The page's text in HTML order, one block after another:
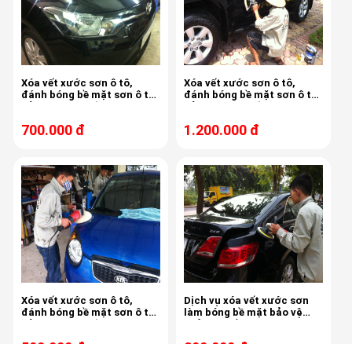
Xóa vết xước sơn ô tô,
đánh bóng bề mặt sơn ô tô,
700.000 đ
Xóa vết xước sơn ô tô,
đánh bóng bề mặt sơn ô tô,
1.200.000 đ
Xóa vết xước sơn ô tô,
đánh bóng bề mặt sơn ô tô,
Dịch vụ xóa vết xước sơn
làm bóng bề mặt bảo vệ